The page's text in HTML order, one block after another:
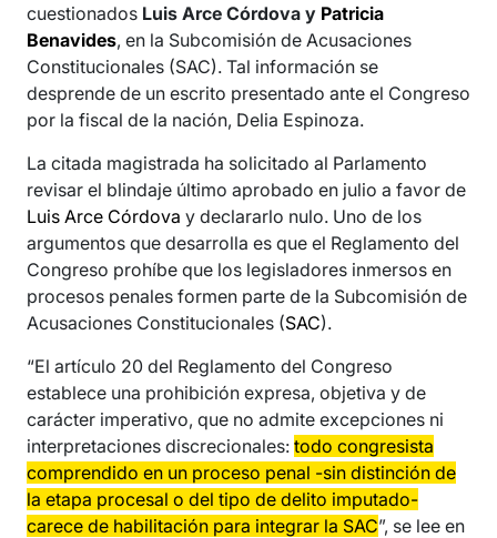
cuestionados Luis Arce Córdova y Patricia
Benavides, en la Subcomisión de Acusaciones
Constitucionales (SAC). Tal información se
desprende de un escrito presentado ante el Congreso
por la fiscal de la nación, Delia Espinoza.
La citada magistrada ha solicitado al Parlamento
revisar el blindaje último aprobado en julio a favor de
Luis Arce Córdova y declararlo nulo. Uno de los
argumentos que desarrolla es que el Reglamento del
Congreso prohíbe que los legisladores inmersos en
procesos penales formen parte de la Subcomisión de
Acusaciones Constitucionales (SAC).
“El artículo 20 del Reglamento del Congreso
establece una prohibición expresa, objetiva y de
carácter imperativo, que no admite excepciones ni
interpretaciones discrecionales: todo congresista
comprendido en un proceso penal -sin distinción de
la etapa procesal o del tipo de delito imputado-
carece de habilitación para integrar la SAC”, se lee en